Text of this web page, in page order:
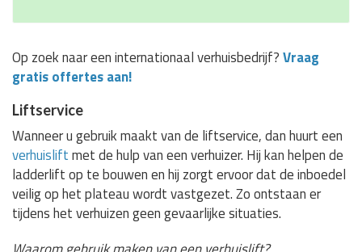
Op zoek naar een internationaal verhuisbedrijf?Vraag
gratis offertes aan!
Liftservice
Wanneer u gebruik maakt van de liftservice, dan huurt een
verhuisliftmet de hulp van een verhuizer. Hij kan helpen de
ladderlift op te bouwen en hij zorgt ervoor dat de inboedel
veilig op het plateau wordt vastgezet. Zo ontstaan er
tijdens het verhuizen geen gevaarlijke situaties.